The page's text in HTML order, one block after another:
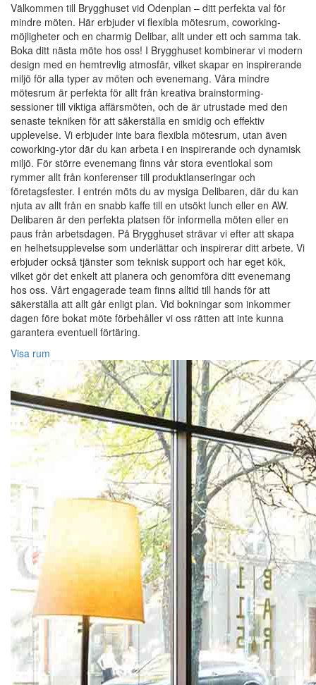
Välkommen till Brygghuset vid Odenplan – ditt perfekta val för
mindre möten. Här erbjuder vi flexibla mötesrum, coworking-
möjligheter och en charmig Delibar, allt under ett och samma tak.
Boka ditt nästa möte hos oss! I Brygghuset kombinerar vi modern
design med en hemtrevlig atmosfär, vilket skapar en inspirerande
miljö för alla typer av möten och evenemang. Våra mindre
mötesrum är perfekta för allt från kreativa brainstorming-
sessioner till viktiga affärsmöten, och de är utrustade med den
senaste tekniken för att säkerställa en smidig och effektiv
upplevelse. Vi erbjuder inte bara flexibla mötesrum, utan även
coworking-ytor där du kan arbeta i en inspirerande och dynamisk
miljö. För större evenemang finns vår stora eventlokal som
rymmer allt från konferenser till produktlanseringar och
företagsfester. I entrén möts du av mysiga Delibaren, där du kan
njuta av allt från en snabb kaffe till en utsökt lunch eller en AW.
Delibaren är den perfekta platsen för informella möten eller en
paus från arbetsdagen. På Brygghuset strävar vi efter att skapa
en helhetsupplevelse som underlättar och inspirerar ditt arbete. Vi
erbjuder också tjänster som teknisk support och har eget kök,
vilket gör det enkelt att planera och genomföra ditt evenemang
hos oss. Vårt engagerade team finns alltid till hands för att
säkerställa att allt går enligt plan. Vid bokningar som inkommer
dagen före bokat möte förbehåller vi oss rätten att inte kunna
garantera eventuell förtäring.
Visa rum